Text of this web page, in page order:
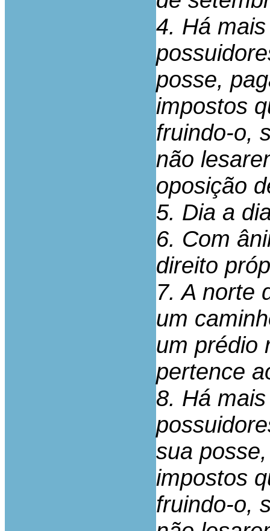
4. Há
posse,
impostos
fruindo-o,
não
oposição
5. Dia a
6. Com
direito
7. A norte
um
um prédio
pertence
8. Há
sua
impostos
fruindo-o,